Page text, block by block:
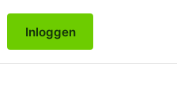
Inloggen